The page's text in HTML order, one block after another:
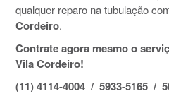
qualquer reparo na tubulação
Cordeiro.
Contrate agora mesmo o
Vila Cordeiro!
(11) 4114-4004 / 5933-5165 /